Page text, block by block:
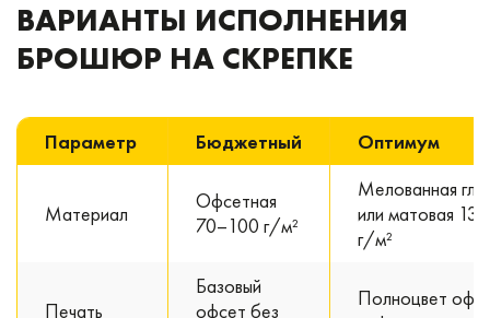
ВАРИАНТЫ ИСПОЛНЕНИЯ
БРОШЮР НА СКРЕПКЕ
Параметр Бюджетный Оптимум
Материал
Офсетная
70–100 г/м²
Мелованная
или матовая
г/м²
Печать
Базовый
офсет без
Полноцвет